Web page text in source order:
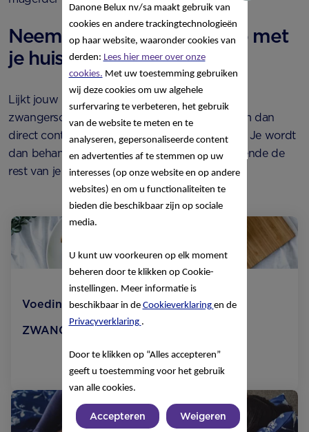
Neem bij twijfel contact op met
je huisarts
Lijkt jouw lichaam de symptomen van
zwangerschapsvergiftiging te vertonen? Neem dan
direct contact op met je arts of verloskundige. Je wordt
dan behandeld en blijft onder controle gedurende de
rest van je zwangerschap.
Voeding
ZWANGERSCHAPS­DIABETES
Lees meer
Danone Belux nv/sa maakt gebruik van
cookies en andere trackingtechnologieën
op haar website, waaronder cookies van
derden: Lees hier meer over onze
cookies. Met uw toestemming gebruiken
wij deze cookies om uw algehele
surfervaring te verbeteren, het gebruik
van de website te meten en te
analyseren, gepersonaliseerde content
en advertenties af te stemmen op uw
interesses (op onze website en op andere
websites) en om u functionaliteiten te
bieden die beschikbaar zijn op sociale
media.
U kunt uw voorkeuren op elk moment
beheren door te klikken op Cookie-
instellingen. Meer informatie is
beschikbaar in de Cookieverklaring en de
Privacyverklaring .
Door te klikken op “Alles accepteren”
geeft u toestemming voor het gebruik
van alle cookies.
Accepteren Weigeren